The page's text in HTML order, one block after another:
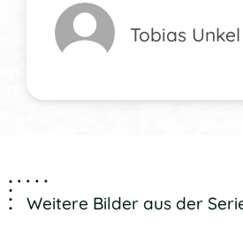
Tobias Unkel
Weitere Bilder aus der